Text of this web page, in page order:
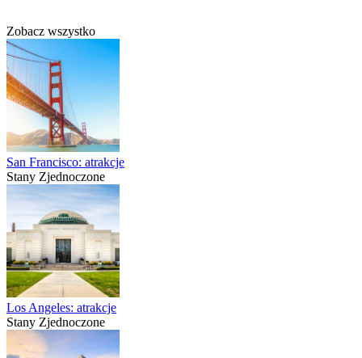
Zobacz wszystko
San Francisco: atrakcje
Stany Zjednoczone
Los Angeles: atrakcje
Stany Zjednoczone